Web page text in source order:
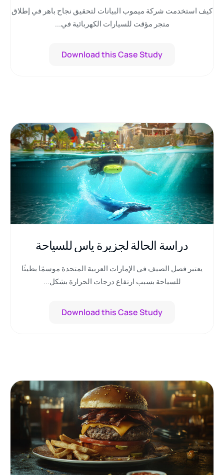
كيف استخدمت شركة ميموب البيانات لتحقيق نجاح باهر في إطلاق
متجر مؤقت للسيارات الكهربائية في...
Download this Case Study
دراسة الحالة لجزيرة ياس للسياحة
يعتبر فصل الصيف في الإمارات العربية المتحدة موسمًا بطيئًا
للسياحة بسبب ارتفاع درجات الحرارة بشكل...
Download this Case Study